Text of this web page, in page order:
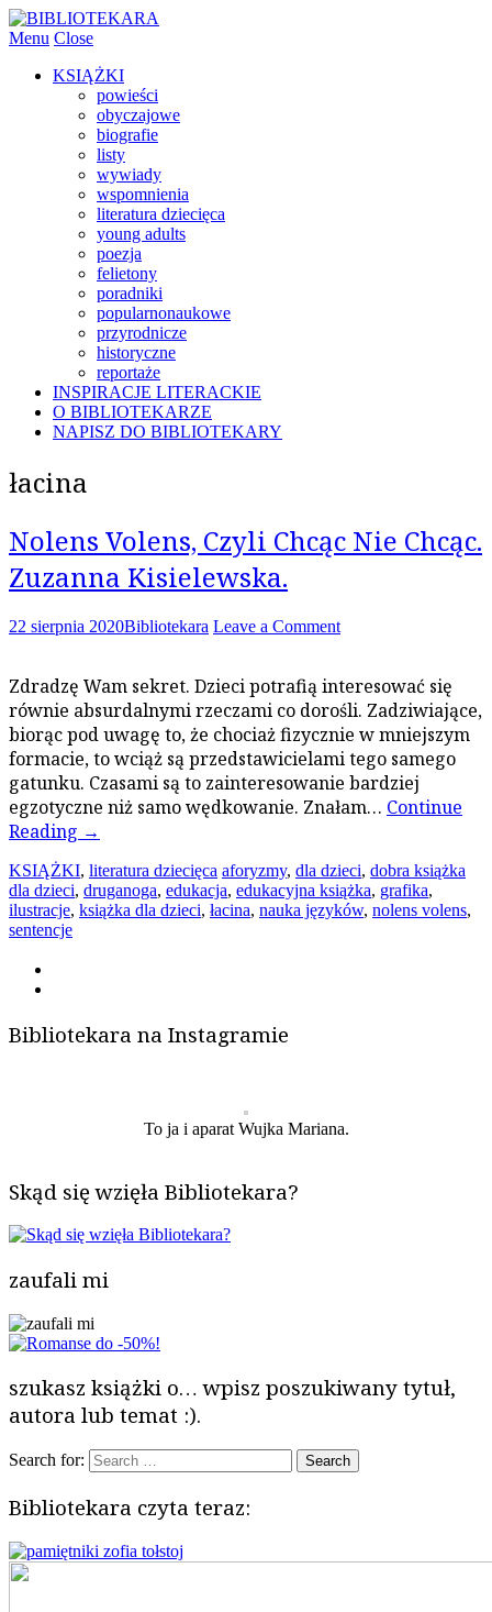
Menu Close
KSIĄŻKI
powieści
obyczajowe
biografie
listy
wywiady
wspomnienia
literatura dziecięca
young adults
poezja
felietony
poradniki
popularnonaukowe
przyrodnicze
historyczne
reportaże
INSPIRACJE LITERACKIE
O BIBLIOTEKARZE
NAPISZ DO BIBLIOTEKARY
łacina
Nolens Volens, Czyli Chcąc Nie Chcąc.
Zuzanna Kisielewska.
22 sierpnia 2020Bibliotekara Leave a Comment
Zdradzę Wam sekret. Dzieci potrafią interesować się
równie absurdalnymi rzeczami co dorośli. Zadziwiające,
biorąc pod uwagę to, że chociaż fizycznie w mniejszym
formacie, to wciąż są przedstawicielami tego samego
gatunku. Czasami są to zainteresowanie bardziej
egzotyczne niż samo wędkowanie. Znałam… Continue
Reading →
KSIĄŻKI, literatura dziecięca aforyzmy, dla dzieci, dobra książka
dla dzieci, druganoga, edukacja, edukacyjna książka, grafika,
ilustracje, książka dla dzieci, łacina, nauka języków, nolens volens,
sentencje
Bibliotekara na Instagramie
To ja i aparat Wujka Mariana.
Skąd się wzięła Bibliotekara?
zaufali mi
szukasz książki o… wpisz poszukiwany tytuł,
autora lub temat :).
Search for:
Bibliotekara czyta teraz: